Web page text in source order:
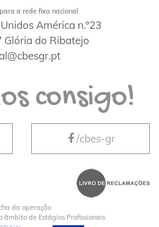
a rede fixa nacional
América n.º23
Glória do Ribatejo
consigo!
/cbes-gr
da operação
âmbito de Estágios Profissionais